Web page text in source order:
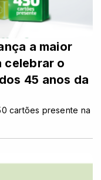
a maior
celebrar o
45 anos da
cartões presente na